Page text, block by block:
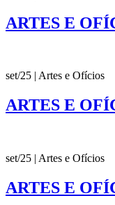
ARTES E
set/25 | Artes e Ofícios
ARTES E
set/25 | Artes e Ofícios
ARTES E